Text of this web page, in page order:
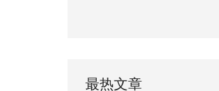
最热文章